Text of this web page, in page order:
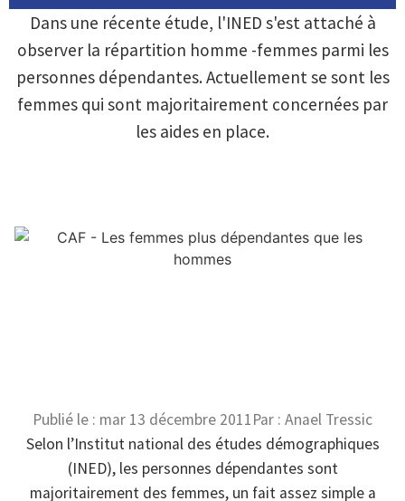
Dans une récente étude, l'INED s'est attaché à
observer la répartition homme -femmes parmi les
personnes dépendantes. Actuellement se sont les
femmes qui sont majoritairement concernées par
les aides en place.
Publié le : mar 13 décembre 2011Par : Anael Tressic
Selon l’Institut national des études démographiques
(INED), les personnes dépendantes sont
majoritairement des femmes, un fait assez simple a